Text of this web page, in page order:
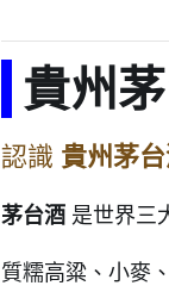
是你
貴州
認識 貴州茅
茅台酒 是世界三
質糯高粱、小麥